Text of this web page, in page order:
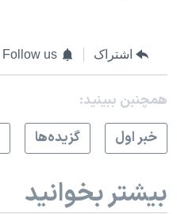
اشتراک Follow us
همچنبن ببینید:
خبر اول
گزيده‌ها
بیشتر بخوانید